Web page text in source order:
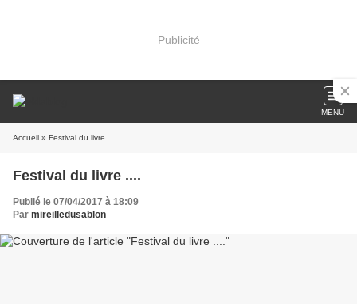
Publicité
MENU
Accueil » Festival du livre ....
Festival du livre ....
Publié le 07/04/2017 à 18:09
Par mireilledusablon